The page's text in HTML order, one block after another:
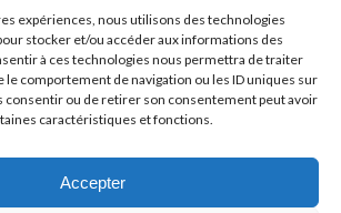
expériences, nous utilisons des technologies
stocker et/ou accéder aux informations des
à ces technologies nous permettra de traiter
le comportement de navigation ou les ID uniques sur
consentir ou de retirer son consentement peut avoir
caractéristiques et fonctions.
Accepter
ONGLET PRÉCÉDENT
Onglet
précédent
: l’AMSLF connaît ses
la 2nde phase… et ce ne
pas du gâteau !
ONGLET SUIVANT
Onglet